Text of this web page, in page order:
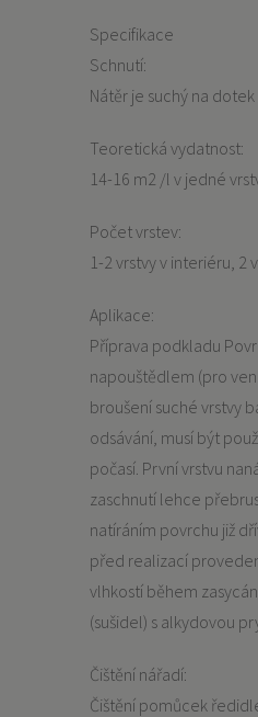
Specifikace
Schnutí:
Nátěr je suchý na
Teoretická vydatnost:
14-16 m2 /l v jedné
Počet vrstev:
1-2 vrstvy v interiéru, 2
Aplikace:
Příprava podkladu
napouštědlem (pro
broušení suché vrstvy
odsávání, musí být
počasí. První vrstvu
zaschnutí lehce
natíráním povrchu již
před realizací
vlhkostí během
(sušidel) s alkydovou
Čištění nářadí:
Čištění pomůcek